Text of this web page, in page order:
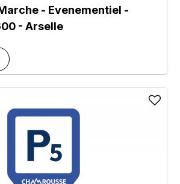
- Evenementiel -
- Arselle